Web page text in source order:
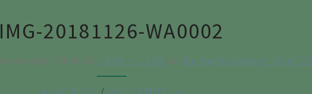
IMG-20181126-WA0002
1599 × 1200 De Verbouwing: Deel 22